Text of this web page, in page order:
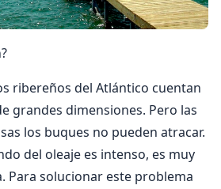
ribereños del Atlántico cuentan
grandes dimensiones. Pero las
los buques no pueden atracar.
del oleaje es intenso, es muy
Para solucionar este problema